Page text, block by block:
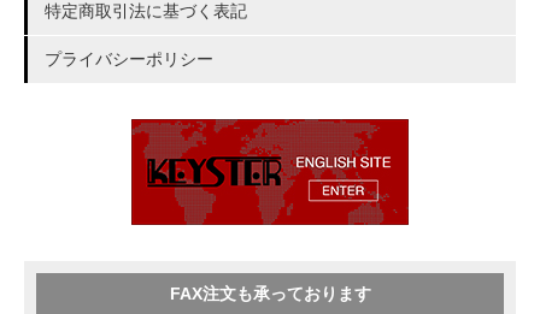
特定商取引法に基づく表記
プライバシーポリシー
FAX注文も承っております